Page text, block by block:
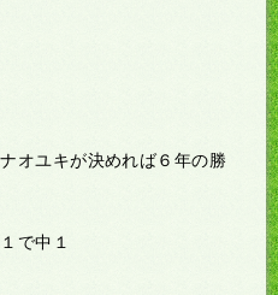
オユキが決めれば６年の勝
で中１